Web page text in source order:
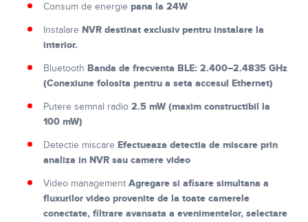
Consum de energie pana la 24W
Instalare NVR destinat exclusiv pentru instalare la
interior.
Bluetooth Banda de frecventa BLE: 2.400–2.4835 GHz
(Conexiune folosita pentru a seta accesul Ethernet)
Putere semnal radio 2.5 mW (maxim constructibil la
100 mW)
Detectie miscare Efectueaza detectia de miscare prin
analiza in NVR sau camere video
Video management Agregare si afisare simultana a
fluxurilor video provenite de la toate camerele
conectate, filtrare avansata a evenimentelor, selectare